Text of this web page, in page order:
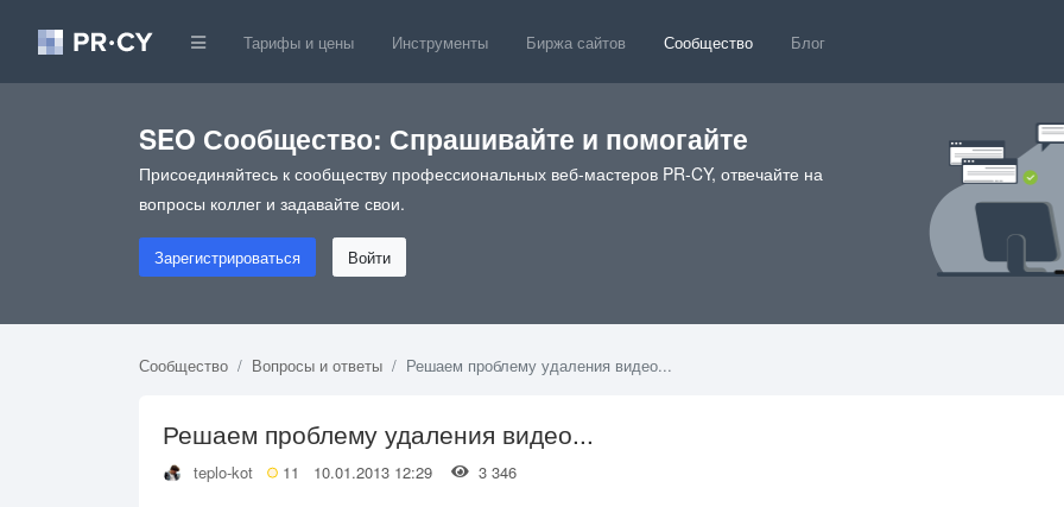
Тарифы и цены Инструменты Биржа сайтов Сообщество Блог
SEO Сообщество: Спрашивайте и помогайте
Присоединяйтесь к сообществу профессиональных веб-мастеров PR-CY, отвечайте на
вопросы коллег и задавайте свои.
Зарегистрироваться Войти
Сообщество Вопросы и ответы Решаем проблему удаления видео...
Решаем проблему удаления видео...
teplo-kot 11 10.01.2013 12:29 3 346